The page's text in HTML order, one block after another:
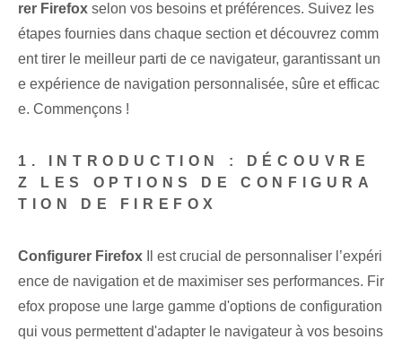
rer‌ Firefox selon vos⁢ besoins et préférences. Suivez les
étapes⁢ fournies dans chaque section et⁤ découvrez comm
ent tirer le meilleur parti de ce navigateur⁢, garantissant un
e expérience de navigation⁢ personnalisée, sûre et efficac
e. ⁢Commençons !
1. INTRODUCTION : DÉCOUVRE
Z LES OPTIONS DE CONFIGURA
TION DE FIREFOX
Configurer⁢ Firefox Il est crucial de personnaliser l’expéri
ence de navigation et de maximiser ses performances. Fir
efox propose une large gamme d'options de configuration
qui vous permettent d'adapter le navigateur à vos besoins